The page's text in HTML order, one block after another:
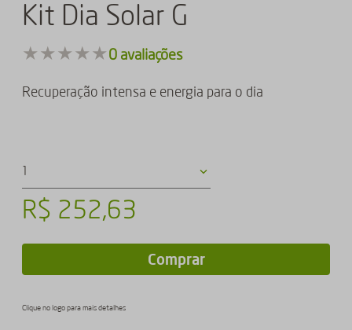
Kit Dia Solar G
★ ★ ★ ★ ★ 0 avaliações
Recuperação intensa e energia para o dia
R$ 252,63
Comprar
Clique no logo para mais detalhes